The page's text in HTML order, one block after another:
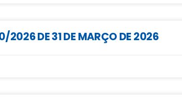
2026 DE 31 DE MARÇO DE 2026